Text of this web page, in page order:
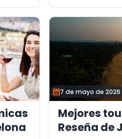
7 de mayo de 2026
Mejores
Reseña de